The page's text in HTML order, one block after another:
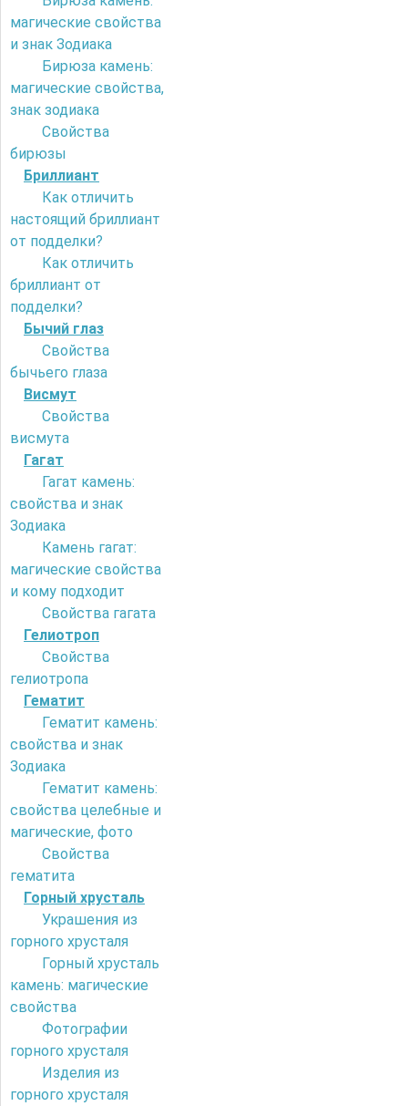
магические свойства
и знак Зодиака
Бирюза камень:
магические свойства,
знак зодиака
Свойства
бирюзы
Бриллиант
Как отличить
настоящий бриллиант
от подделки?
Как отличить
бриллиант от
подделки?
Бычий глаз
Свойства
бычьего глаза
Висмут
Свойства
висмута
Гагат
Гагат камень:
свойства и знак
Зодиака
Камень гагат:
магические свойства
и кому подходит
Свойства гагата
Гелиотроп
Свойства
гелиотропа
Гематит
Гематит камень:
свойства и знак
Зодиака
Гематит камень:
свойства целебные и
магические, фото
Свойства
гематита
Горный хрусталь
Украшения из
горного хрусталя
Горный хрусталь
камень: магические
свойства
Фотографии
горного хрусталя
Изделия из
горного хрусталя